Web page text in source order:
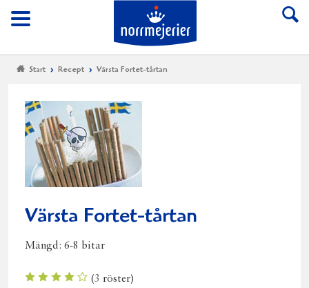
Meny
Till Norrmejerier
Start Recept Värsta Fortet-tårtan
Värsta Fortet-tårtan
Mängd: 6-8 bitar
(3 röster)